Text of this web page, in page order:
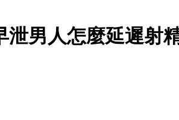
男人怎麼延遲射